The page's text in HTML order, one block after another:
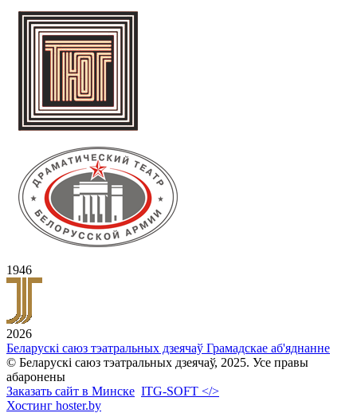
1946
2026
Беларускі саюз тэатральных дзеячаў Грамадскае аб'яднанне
© Беларускі саюз тэатральных дзеячаў, 2025. Усе правы
абаронены
Заказать сайт в Минске ITG-SOFT </>
Хостинг hoster.by